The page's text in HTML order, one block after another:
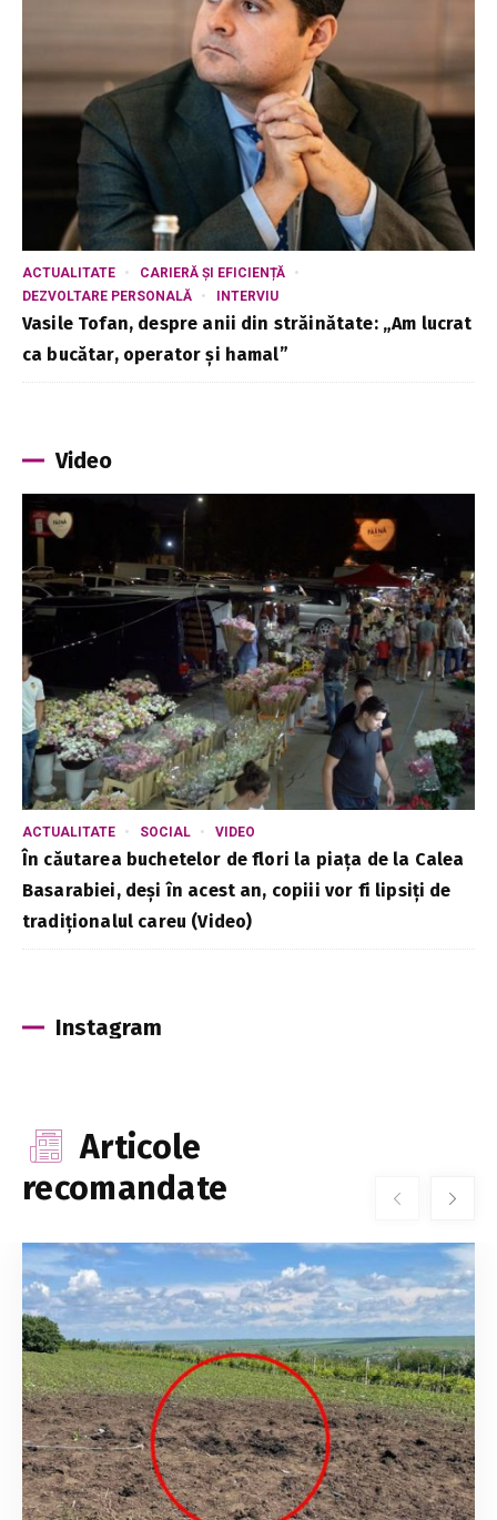
ACTUALITATE
CARIERĂ ȘI EFICIENȚĂ
DEZVOLTARE PERSONALĂ
INTERVIU
Vasile Tofan, despre anii din străinătate: „Am lucrat
ca bucătar, operator și hamal”
Video
ACTUALITATE SOCIAL VIDEO
În căutarea buchetelor de flori la piața de la Calea
Basarabiei, deși în acest an, copiii vor fi lipsiți de
tradiționalul careu (Video)
Instagram
Articole
recomandate